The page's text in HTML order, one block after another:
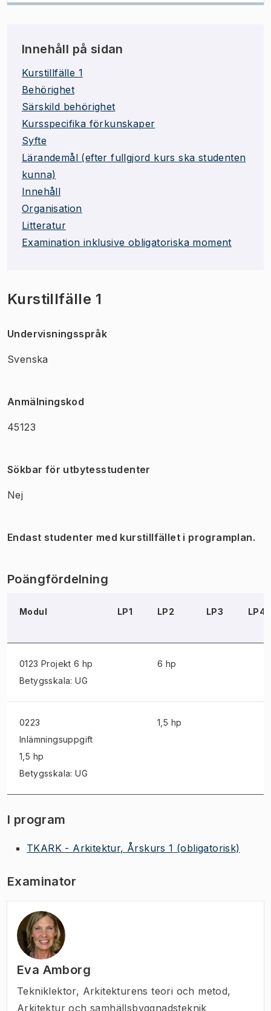
Innehåll på sidan
Kurstillfälle 1
Behörighet
Särskild behörighet
Kursspecifika förkunskaper
Syfte
Lärandemål (efter fullgjord kurs ska studenten
kunna)
Innehåll
Organisation
Litteratur
Examination inklusive obligatoriska moment
Kurstillfälle 1
Undervisningsspråk
Svenska
Anmälningskod
45123
Sökbar för utbytesstudenter
Nej
Endast studenter med kurstillfället i programplan.
Poängfördelning
Modul LP1 LP2 LP3 LP4
0123 Projekt 6 hp
Betygsskala: UG
6 hp
0223
Inlämningsuppgift
1,5 hp
Betygsskala: UG
1,5 hp
I program
TKARK - Arkitektur, Årskurs 1 (obligatorisk)
Examinator
Eva Amborg
Tekniklektor, Arkitekturens teori och metod,
Arkitektur och samhällsbyggnadsteknik